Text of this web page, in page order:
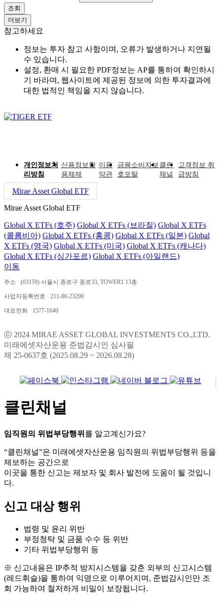
조회
더보기
참고하세요
정보는 투자 참고 사항이며, 오류가 발생하거나 지연될
수 있습니다.
설정, 환매 시 필요한 PDF정보는 AP를 통하여 확인하시
기 바라며, 웹사이트에 제공된 정보에 의한 투자결과에
대한 법적인 책임을 지지 않습니다.
개인정보처
리방침
신용정보활
용체제
이용
약관
금융소비자보
호포탈
클린
채널
고객정보 취
급방침
Mirae Asset Global ETF
Mirae Asset Global ETF
Global X ETFs (호주) Global X ETFs (브라질) Global X ETFs
(콜롬비아) Global X ETFs (홍콩) Global X ETFs (일본) Global
X ETFs (영국) Global X ETFs (미국) Global X ETFs (캐나다)
Global X ETFs (싱가포르) Global X ETFs (아일랜드)
이동
주소 (03159) 서울시 종로구 종로33, TOWER1 13층
사업자등록번호 211-86-23290
대표전화 1577-1640
ⓒ 2024 MIRAE ASSET GLOBAL INVESTMENTS CO.,LTD.
미래에셋자산운용 준법감시인 심사필
제 25-0637호 (2025.08.29 ~ 2026.08.28)
클린채널
임직원의 위법부당행위 를 알고계신가요?
“클린채널”은 미래에셋자산운용 임직원의 위법부당행위 등을
제보하는 공간으로
이곳을 통한 신고는 제보자 및 회사 발전에 도움이 될 것입니
다.
신고 대상 행위
법령 및 윤리 위반
부정청탁 및 금품 수수 등 위반
기타 위법부당행위 등
※ 신고내용은 IP추적 방지시스템을 갖춘 외부의 신고시스템
(레드휘슬)을 통하여 익명으로 이루어지며, 준법감시인만 조
회 가능하여 철저하게 비밀이 보장됩니다.